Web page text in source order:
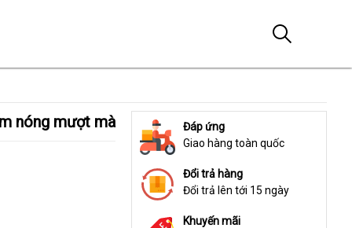
nóng mượt mà
Đáp ứng
Giao hàng toàn quốc
Đổi trả hàng
Đổi trả lên tới 15 ngày
Khuyến mãi